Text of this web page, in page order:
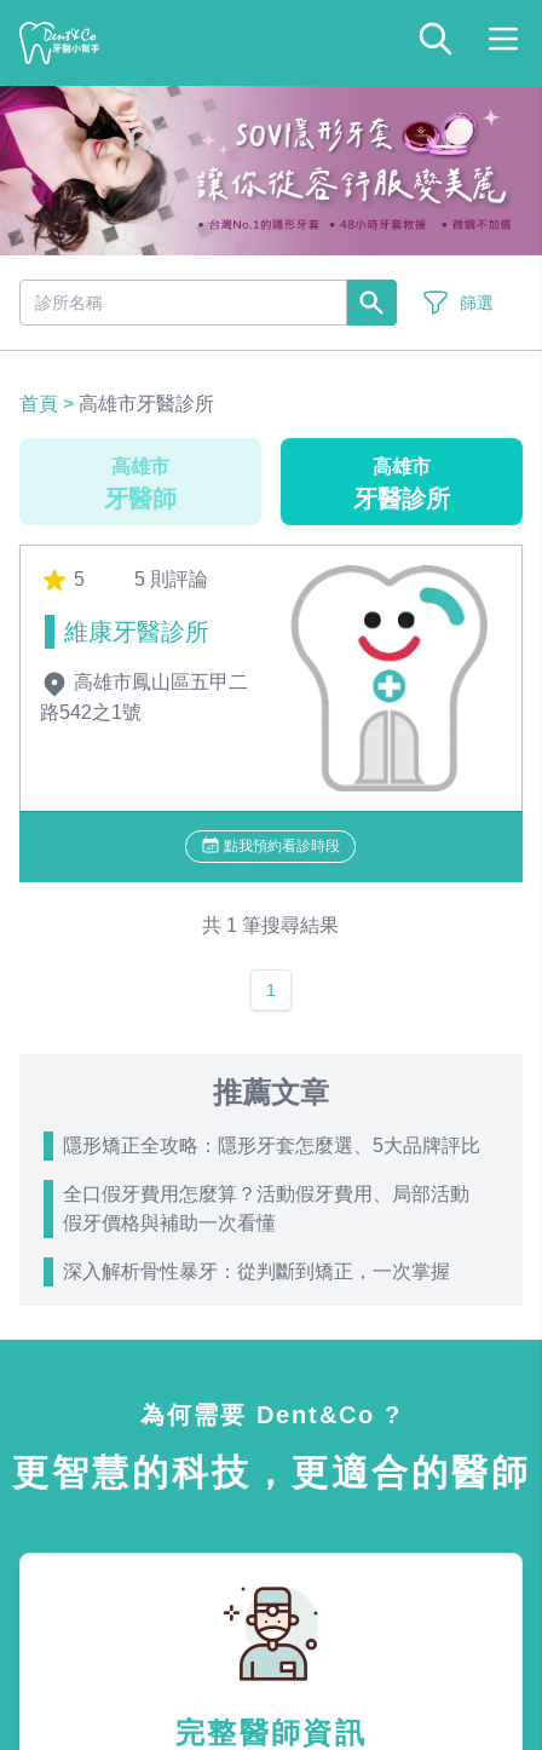
篩選
首頁 > 高雄市牙醫診所
高雄市
牙醫師
高雄市
牙醫診所
5 5 則評論
維康牙醫診所
高雄市鳳山區五甲二
路542之1號
點我預約看診時段
共 1 筆搜尋結果
1
推薦文章
隱形矯正全攻略：隱形牙套怎麼選、5大品牌評比
全口假牙費用怎麼算？活動假牙費用、局部活動
假牙價格與補助一次看懂
深入解析骨性暴牙：從判斷到矯正，一次掌握
為何需要 Dent&Co ?
更智慧的科技，更適合的醫師
完整醫師資訊